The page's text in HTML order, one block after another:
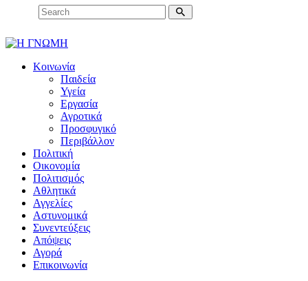
Κοινωνία
Παιδεία
Υγεία
Εργασία
Αγροτικά
Προσφυγικό
Περιβάλλον
Πολιτική
Οικονομία
Πολιτισμός
Αθλητικά
Αγγελίες
Αστυνομικά
Συνεντεύξεις
Απόψεις
Αγορά
Επικοινωνία